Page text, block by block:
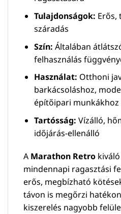
Tulajdonságok: Erős,
száradás
Szín: Általában
felhasználás
Használat: Otthoni
barkácsoláshoz,
építőipari munkákhoz
Tartósság: Vízálló,
időjárás-ellenálló
A Marathon Retro
mindennapi ragasztási
erős, megbízható
távon is megőrzi
kiszerelés nagyobb